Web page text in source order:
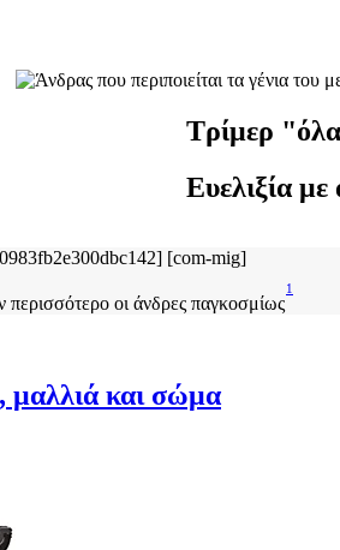
Τρίμερ
Ευελιξία με
οι άνδρες παγκοσμίως
1
μαλλιά και σώμα